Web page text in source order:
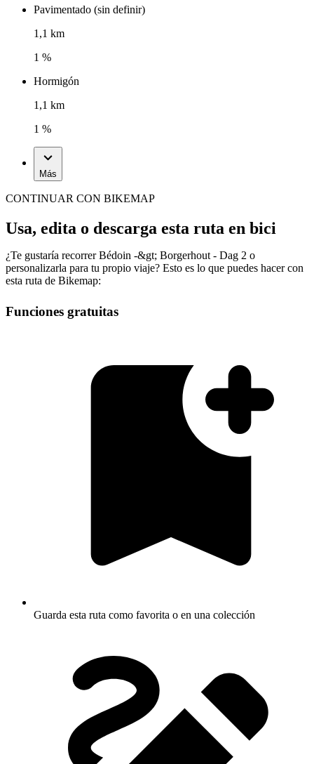
Pavimentado (sin definir)
1,1 km
1 %
Hormigón
1,1 km
1 %
Más
CONTINUAR CON BIKEMAP
Usa, edita o descarga esta ruta en bici
¿Te gustaría recorrer Bédoin -&gt; Borgerhout - Dag 2 o
personalizarla para tu propio viaje? Esto es lo que puedes hacer con
esta ruta de Bikemap:
Funciones gratuitas
Guarda esta ruta como favorita o en una colección